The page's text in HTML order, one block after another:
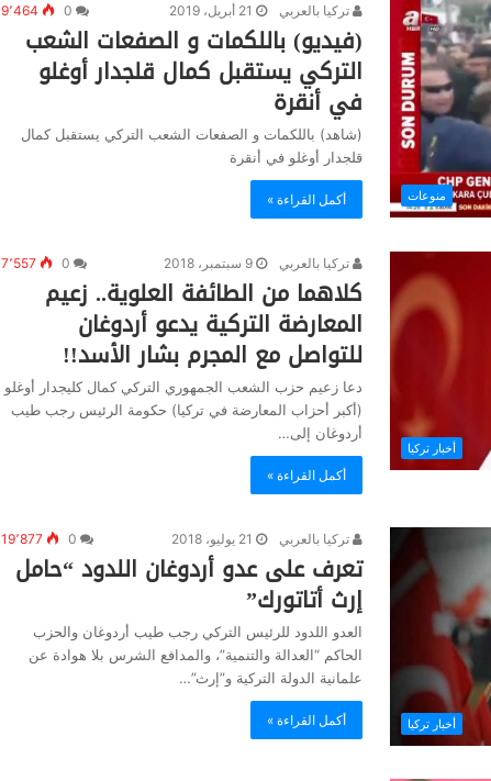
منوعات
تركيا بالعربي 21 أبريل، 2019 9٬464
(فيديو) باللكمات و الصفعات الشعب
التركي يستقبل كمال قلجدار أوغلو
في أنقرة
(شاهد) باللكمات و الصفعات الشعب التركي يستقبل كمال
قلجدار أوغلو في أنقرة
أكمل القراءة »
أخبار تركيا
تركيا بالعربي 9 سبتمبر، 2018 7٬557
كلاهما من الطائفة العلوية.. زعيم
المعارضة التركية يدعو أردوغان
للتواصل مع المجرم بشار الأسد!!
دعا زعيم حزب الشعب الجمهوري التركي كمال كليجدار أوغلو
(أكبر أحزاب المعارضة في تركيا) حكومة الرئيس رجب طيب
أردوغان إلى…
أكمل القراءة »
أخبار تركيا
تركيا بالعربي 21 يوليو، 2018 19٬877
تعرف على عدو أردوغان اللدود “حامل
إرث أتاتورك”
العدو اللدود للرئيس التركي رجب طيب أردوغان والحزب
الحاكم “العدالة والتنمية”، والمدافع الشرس بلا هوادة عن
علمانية الدولة التركية و”إرث”…
أكمل القراءة »